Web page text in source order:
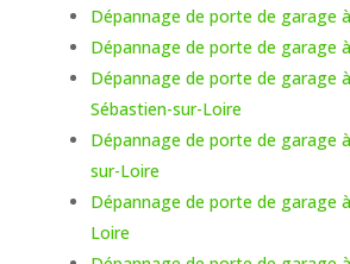
Dépannage de porte de garage
Dépannage de porte de garage
Dépannage de porte de garage
Sébastien-sur-Loire
Dépannage de porte de garage
sur-Loire
Dépannage de porte de garage
Loire